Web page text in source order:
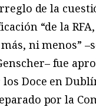
de la
“de la RFA,
ni menos”
fue
Doce en
por la